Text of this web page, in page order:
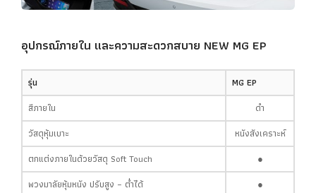
อุปกรณ์ภายใน และความสะดวกสบาย NEW MG EP
รุ่น
MG EP
สีภายใน
ดำ
วัสดุหุ้มเบาะ
หนังสังเคราะห์
ตกแต่งภายในด้วยวัสดุ Soft Touch
●
พวงมาลัยหุ้มหนัง ปรับสูง – ต่ำได้
●